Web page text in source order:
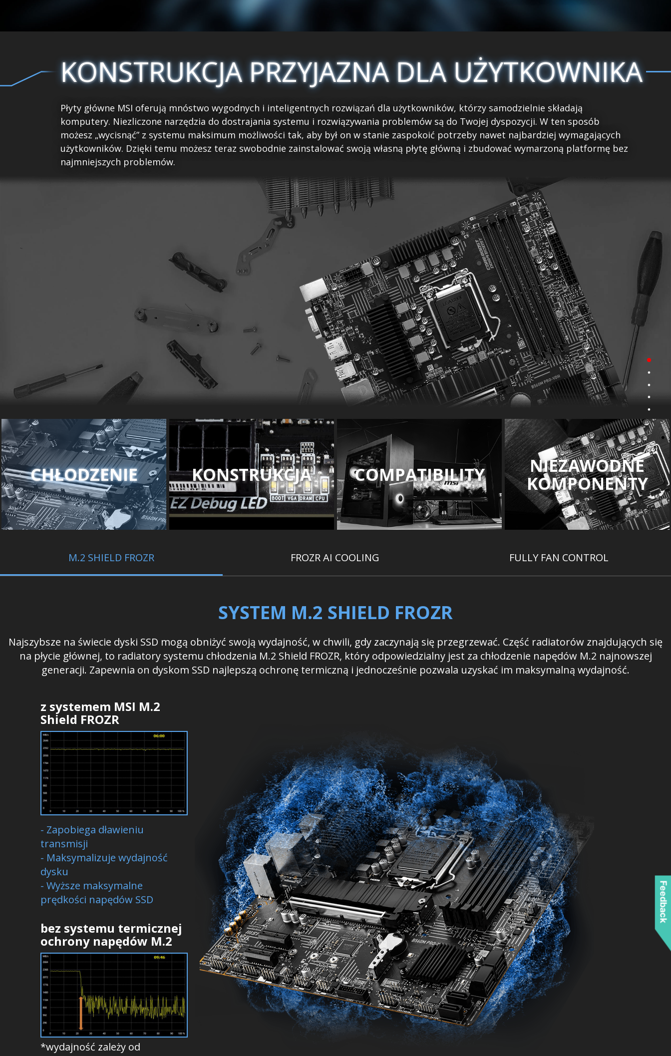
KONSTRUKCJA PRZYJAZNA DLA UŻYTKOWNIKA
Płyty główne MSI oferują mnóstwo wygodnych i inteligentnych rozwiązań dla użytkowników, którzy samodzielnie składają
komputery. Niezliczone narzędzia do dostrajania systemu i rozwiązywania problemów są do Twojej dyspozycji. W ten sposób
możesz „wycisnąć” z systemu maksimum możliwości tak, aby był on w stanie zaspokoić potrzeby nawet najbardziej wymagających
użytkowników. Dzięki temu możesz teraz swobodnie zainstalować swoją własną płytę główną i zbudować wymarzoną platformę bez
najmniejszych problemów.
CHŁODZENIE KONSTRUKCJA COMPATIBILITY NIEZAWODNE
KOMPONENTY
M.2 SHIELD FROZR FROZR AI COOLING FULLY FAN CONTROL
SYSTEM M.2 SHIELD FROZR
Najszybsze na świecie dyski SSD mogą obniżyć swoją wydajność, w chwili, gdy zaczynają się przegrzewać. Część radiatorów znajdujących się
na płycie głównej, to radiatory systemu chłodzenia M.2 Shield FROZR, który odpowiedzialny jest za chłodzenie napędów M.2 najnowszej
generacji. Zapewnia on dyskom SSD najlepszą ochronę termiczną i jednocześnie pozwala uzyskać im maksymalną wydajność.
z systemem MSI M.2
Shield FROZR
- Zapobiega dławieniu
transmisji
- Maksymalizuje wydajność
dysku
- Wyższe maksymalne
prędkości napędów SSD
bez systemu termicznej
ochrony napędów M.2
*wydajność zależy od
Feedback